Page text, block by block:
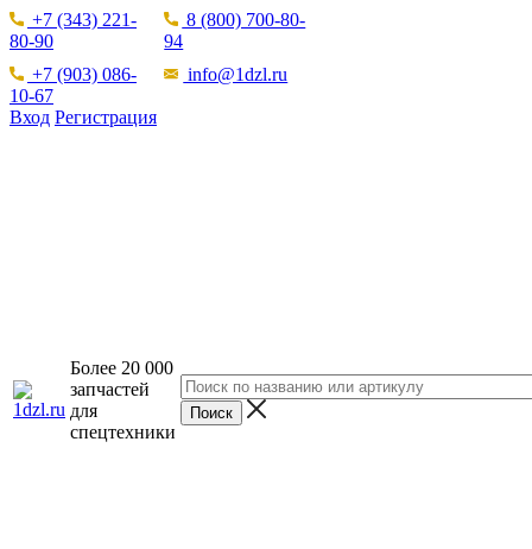
+7 (343) 221-
80-90
8 (800) 700-80-
94
+7 (903) 086-
10-67
info@1dzl.ru
Вход Регистрация
Более 20 000
запчастей
для
спецтехники